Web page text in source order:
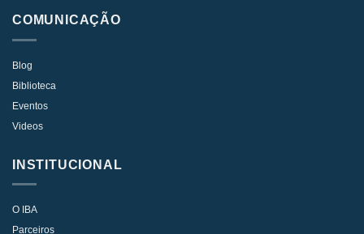
COMUNICAÇÃO
Blog
Biblioteca
Eventos
Videos
INSTITUCIONAL
O IBA
Parceiros